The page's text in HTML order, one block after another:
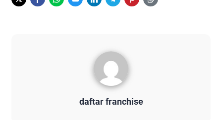
daftar franchise